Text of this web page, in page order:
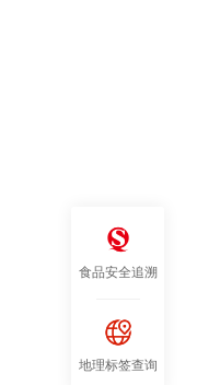
食品安全追溯
地理标签查询